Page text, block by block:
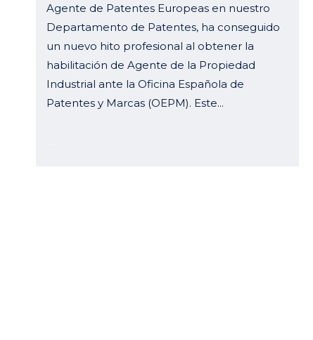
Agente de Patentes Europeas en nuestro
Departamento de Patentes, ha conseguido
un nuevo hito profesional al obtener la
habilitación de Agente de la Propiedad
Industrial ante la Oficina Española de
Patentes y Marcas (OEPM). Este...